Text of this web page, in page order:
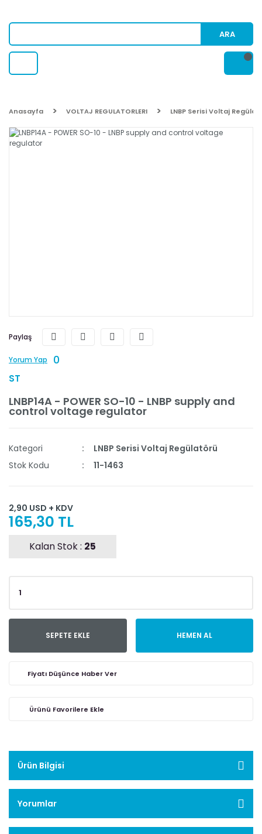
ARA
Anasayfa VOLTAJ REGULATORLERI LNBP Serisi Voltaj
Paylaş
Yorum Yap 0
ST
LNBP14A - POWER SO-10 - LNBP supply and
control voltage regulator
Kategori
LNBP Serisi Voltaj Regülatörü
Stok Kodu
11-1463
2,90 USD + KDV
165,30 TL
Kalan Stok : 25
SEPETE EKLE HEMEN AL
Fiyatı Düşünce Haber Ver
Ürün Bilgisi
Yorumlar